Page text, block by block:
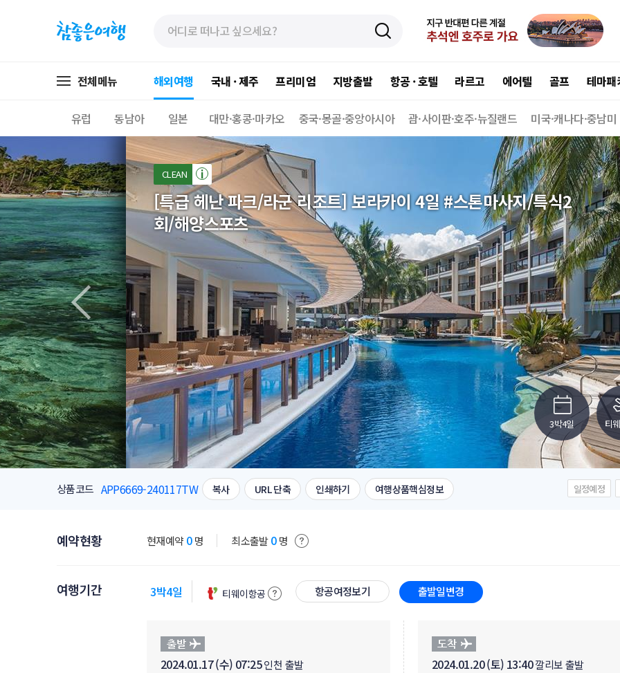
전체메뉴 해외여행 국내 · 제주 프리미엄 지방출발 항공 · 호텔 라르고 에어텔 골프 테마패
유럽 동남아 일본 대만·홍콩·마카오 중국·몽골·중앙아시아 괌·사이판·호주·뉴질랜드 미국·캐나다·중남미
CLEAN
[특급 헤난 파크/라군 리조트] 보라카이 4일 #스톤마사지/특식2
회/해양스포츠
3박4일 티
상품코드 APP6669-240117TW 복사 URL 단축 인쇄하기 여행상품핵심정보 일정예정
예약현황 현재예약0명 최소출발0명
여행기간 3박4일 티웨이항공 항공여정보기 출발일변경
2024.01.17 (수) 07:25인천 출발 2024.01.20 (토) 13:40깔리보 출발